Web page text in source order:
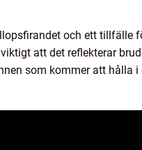
och ett tillfälle
att det reflekterar
som kommer att hålla i